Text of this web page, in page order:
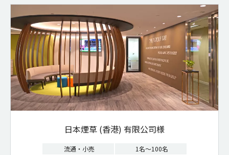
日本煙草 (香港) 有限公司様
流通・小売 1名～100名